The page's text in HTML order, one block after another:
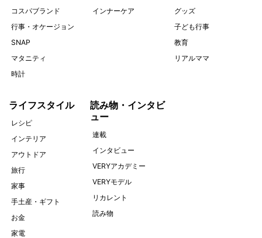
コスパブランド
行事・オケージョン
SNAP
マタニティ
時計
インナーケア
グッズ
子ども行事
教育
リアルママ
ライフスタイル
レシピ
インテリア
アウトドア
旅行
家事
手土産・ギフト
お金
家電
読み物・インタビ
ュー
連載
インタビュー
VERYアカデミー
VERYモデル
リカレント
読み物